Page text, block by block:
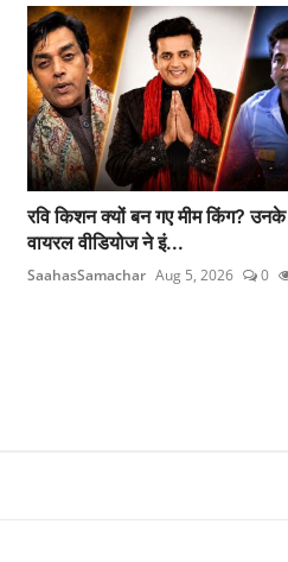
रवि किशन क्यों बन गए मीम किंग? उनके
वायरल वीडियोज ने इं...
SaahasSamachar Aug 5, 2026 0